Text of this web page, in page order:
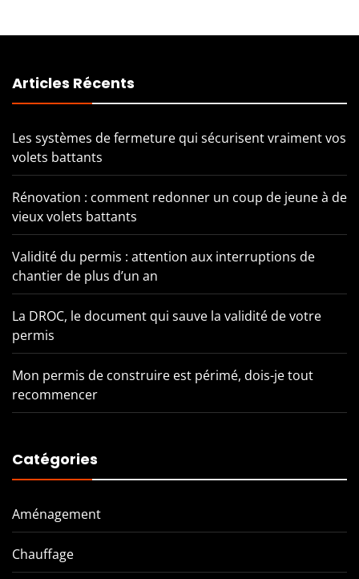
Articles Récents
Les systèmes de fermeture qui sécurisent vraiment vos
volets battants
Rénovation : comment redonner un coup de jeune à de
vieux volets battants
Validité du permis : attention aux interruptions de
chantier de plus d’un an
La DROC, le document qui sauve la validité de votre
permis
Mon permis de construire est périmé, dois-je tout
recommencer
Catégories
Aménagement
Chauffage